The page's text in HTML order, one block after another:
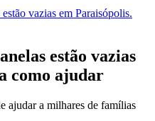
vazias em Paraisópolis.
estão vazias
como ajudar
ajudar a milhares de famílias